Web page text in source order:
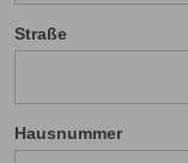
Straße
Hausnummer